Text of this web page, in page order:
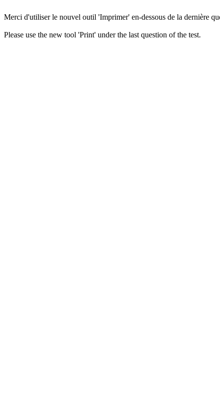
Merci d'utiliser le nouvel outil 'Imprimer' en-dessous de la dernière
Please use the new tool 'Print' under the last question of the test.